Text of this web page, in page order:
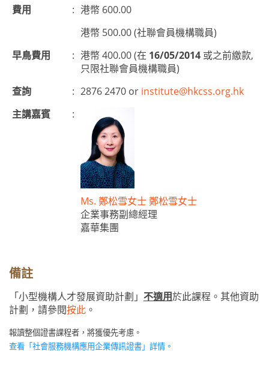
費用
: 港幣 600.00
港幣 500.00 (社聯會員機構職員)
早鳥費用
: 港幣 400.00 (在 16/05/2014 或之前繳款,
只限社聯會員機構職員)
查詢
: 2876 2470 or institute@hkcss.org.hk
主講嘉賓
:
Ms. 鄭松雪女士 鄭松雪女士
企業事務副總經理
嘉華集團
備註
「小型機構人才發展資助計劃」 不適用於此課程。其他資助
計劃，請參閱按此 。
報讀整個證書課程者，將獲優先考慮。
查看「社會服務機構應用企業傳訊證書」 詳情。